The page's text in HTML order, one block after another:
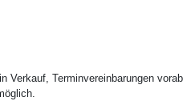
Verkauf, Terminvereinbarungen vorab